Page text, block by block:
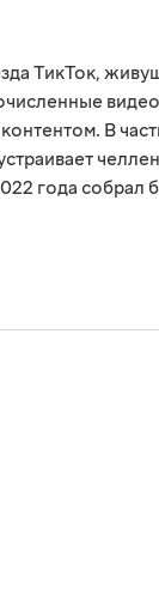
ТикТок,
В
года собрал